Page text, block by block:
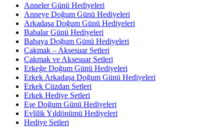
Anneler Günü Hediyeleri
Anneye Doğum Günü Hediyeleri
Arkadaşa Doğum Günü Hediyeleri
Babalar Günü Hediyeleri
Babaya Doğum Günü Hediyeleri
Çakmak – Aksesuar Setleri
Çakmak ve Aksesuar Setleri
Erkeğe Doğum Günü Hediyeleri
Erkek Arkadaşa Doğum Günü Hediyeleri
Erkek Cüzdan Setleri
Erkek Hediye Setleri
Eşe Doğum Günü Hediyeleri
Evlilik Yıldönümü Hediyeleri
Hediye Setleri